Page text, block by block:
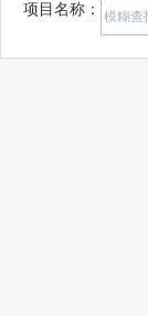
项目名称：